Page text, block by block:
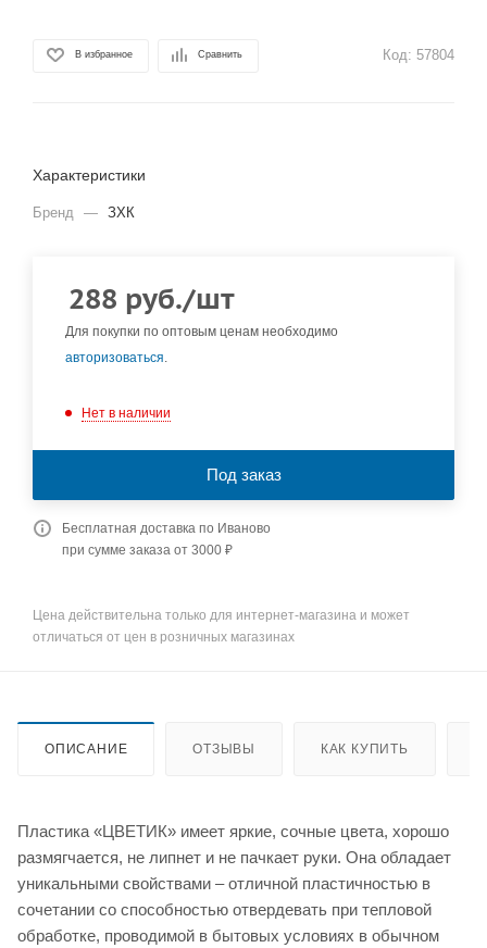
В избранное Сравнить Код: 57804
Характеристики
Бренд — ЗХК
288 руб./шт
Для покупки по оптовым ценам необходимо
авторизоваться.
Нет в наличии
Под заказ
Бесплатная доставка по Иваново
при сумме заказа от 3000 ₽
Цена действительна только для интернет-магазина и может
отличаться от цен в розничных магазинах
ОПИСАНИЕ ОТЗЫВЫ КАК КУПИТЬ
Пластика «ЦВЕТИК» имеет яркие, сочные цвета, хорошо
размягчается, не липнет и не пачкает руки. Она обладает
уникальными свойствами – отличной пластичностью в
сочетании со способностью отвердевать при тепловой
обработке, проводимой в бытовых условиях в обычном